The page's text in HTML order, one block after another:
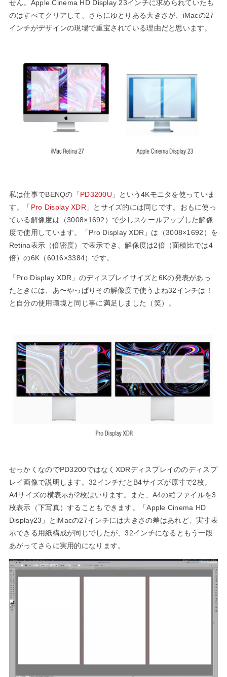
せん。Apple Cinema HD Display 23インチに求められていたも
のはすべてクリアして、さらにゆとりある大きさが、iMacの27
インチがデザインの現場で重宝されている理由だと思います。
私は仕事でBENQの「PD3200U 」という4Kモニタを使っていま
す。「 Pro Display XDR 」とサイズ的には同じです。おもに使っ
ている解像度は（3008×1692）で少しスケールアップした解像
度で使用しています。「Pro Display XDR」は（3008×1692）を
Retina表示（倍密度）で表示でき、解像度は2倍（面積比では4
倍）の6K（6016×3384）です。
「Pro Display XDR」のディスプレイサイズと6Kの発表があっ
たときには、あ〜やっぱりその解像度で使うよね32インチは！
と自分の使用環境と同じ事に満足しました（笑）。
せっかくなのでPD3200ではなくXDRディスプレイののディスプ
レイ画像で説明します。32インチだとB4サイズが原寸で2枚。
A4サイズの横表示が2枚はいります。また、A4の縦ファイルを3
枚表示（下写真）することもできます。「Apple Cinema HD
Display23」とiMacの27インチには大きさの差はあれど、実寸表
示できる用紙構成が同じでしたが、32インチになるともう一段
あがってさらに実用的になります。